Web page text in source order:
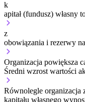
k
apitał (fundusz) własny
z
obowiązania i rezerwy
Organizacja powiększa
Średni wzrost wartości
Równolegle organizacja
kapitału własnego